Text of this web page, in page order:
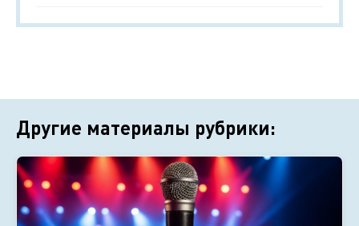
Другие материалы рубрики: